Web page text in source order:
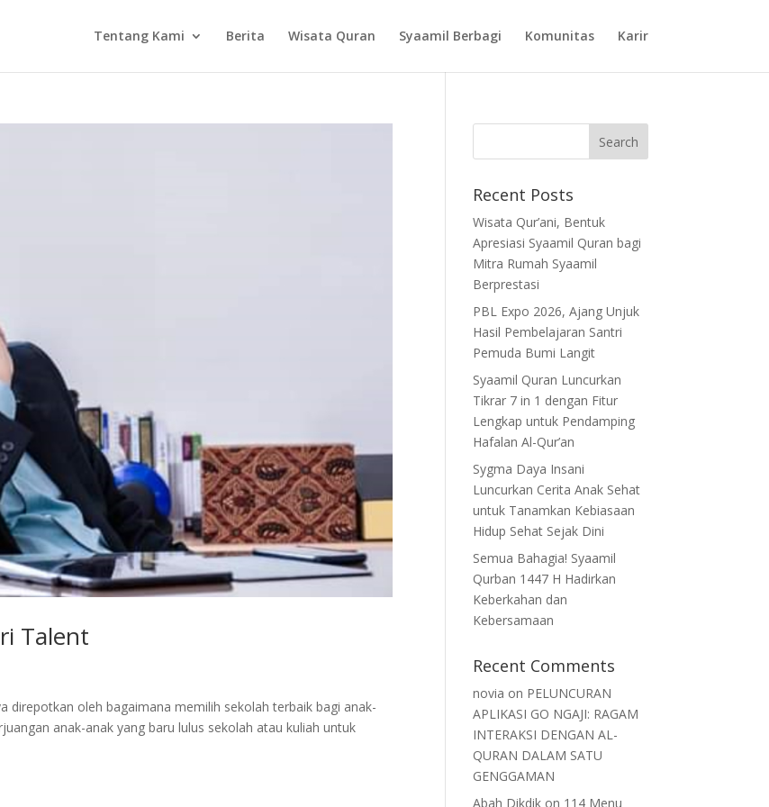
Tentang Kami Berita Wisata Quran Syaamil Berbagi Komunitas Karir
Talent
direpotkan oleh bagaimana memilih sekolah terbaik bagi anak-
anak-anak yang baru lulus sekolah atau kuliah untuk
Recent Posts
Wisata Qur’ani, Bentuk
Apresiasi Syaamil Quran bagi
Mitra Rumah Syaamil
Berprestasi
PBL Expo 2026, Ajang Unjuk
Hasil Pembelajaran Santri
Pemuda Bumi Langit
Syaamil Quran Luncurkan
Tikrar 7 in 1 dengan Fitur
Lengkap untuk Pendamping
Hafalan Al-Qur’an
Sygma Daya Insani
Luncurkan Cerita Anak Sehat
untuk Tanamkan Kebiasaan
Hidup Sehat Sejak Dini
Semua Bahagia! Syaamil
Qurban 1447 H Hadirkan
Keberkahan dan
Kebersamaan
Recent Comments
novia on PELUNCURAN
APLIKASI GO NGAJI: RAGAM
INTERAKSI DENGAN AL-
QURAN DALAM SATU
GENGGAMAN
Abah Dikdik on 114 Menu